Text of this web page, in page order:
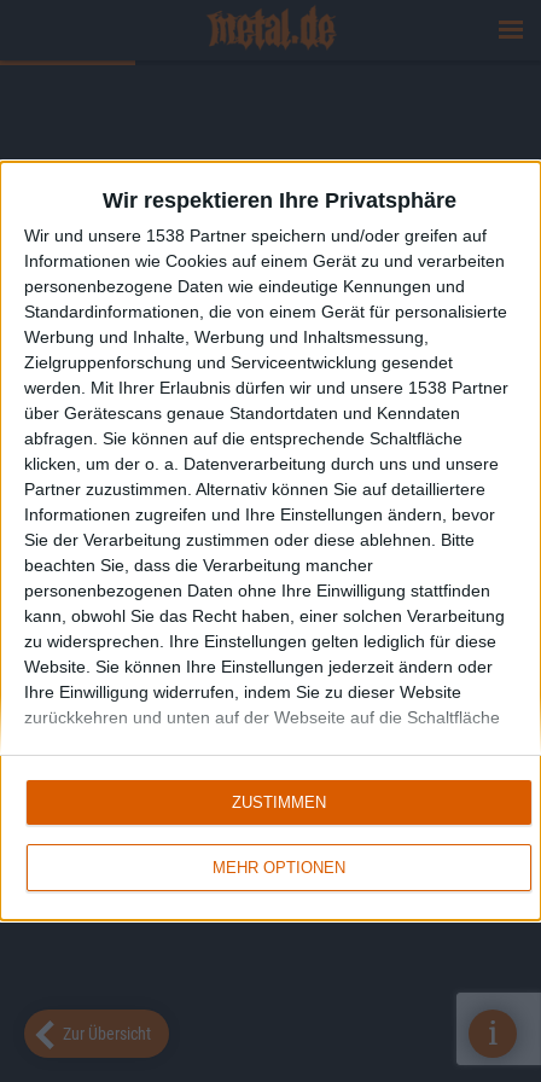
Wir respektieren Ihre Privatsphäre
Wir und unsere 1538 Partner speichern und/oder greifen auf
Informationen wie Cookies auf einem Gerät zu und verarbeiten
personenbezogene Daten wie eindeutige Kennungen und
Standardinformationen, die von einem Gerät für personalisierte
Werbung und Inhalte, Werbung und Inhaltsmessung,
Zielgruppenforschung und Serviceentwicklung gesendet
werden.
Mit Ihrer Erlaubnis dürfen wir und unsere 1538 Partner
über Gerätescans genaue Standortdaten und Kenndaten
abfragen. Sie können auf die entsprechende Schaltfläche
klicken, um der o. a. Datenverarbeitung durch uns und unsere
Partner zuzustimmen. Alternativ können Sie auf detailliertere
Informationen zugreifen und Ihre Einstellungen ändern, bevor
Sie der Verarbeitung zustimmen oder diese ablehnen.
Bitte
beachten Sie, dass die Verarbeitung mancher
personenbezogenen Daten ohne Ihre Einwilligung stattfinden
kann, obwohl Sie das Recht haben, einer solchen Verarbeitung
zu widersprechen. Ihre Einstellungen gelten lediglich für diese
Website. Sie können Ihre Einstellungen jederzeit ändern oder
Ihre Einwilligung widerrufen, indem Sie zu dieser Website
zurückkehren und unten auf der Webseite auf die Schaltfläche
MEHR OPTIONEN
ZUSTIMMEN
Zur Übersicht i